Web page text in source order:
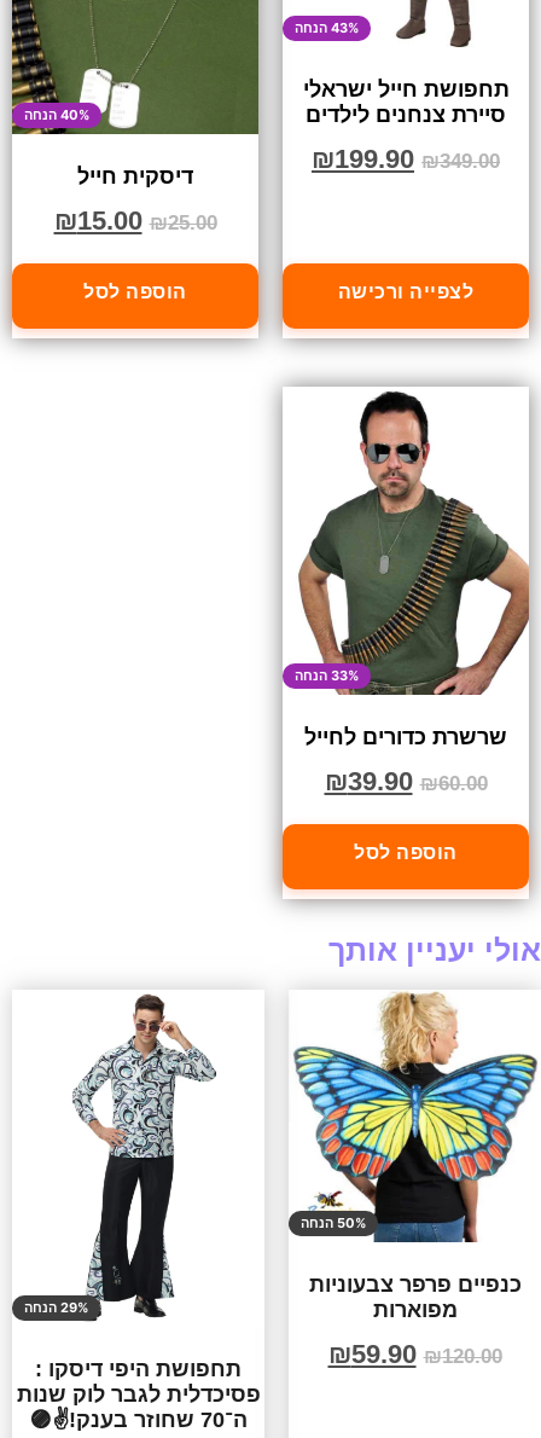
43% הנחה
תחפושת חייל ישראלי
סיירת צנחנים לילדים
₪349.00
₪199.90
לצפייה ורכישה
40% הנחה
דיסקית חייל
₪25.00
₪15.00
הוספה לסל
33% הנחה
שרשרת כדורים לחייל
₪60.00
₪39.90
הוספה לסל
אולי יעניין אותך
50% הנחה
כנפיים פרפר צבעוניות
מפוארות
₪120.00
₪59.90
29% הנחה
תחפושת היפי דיסקו :
פסיכדלית לגבר לוק שנות
ה־70 שחוזר בענק!✌️🟣